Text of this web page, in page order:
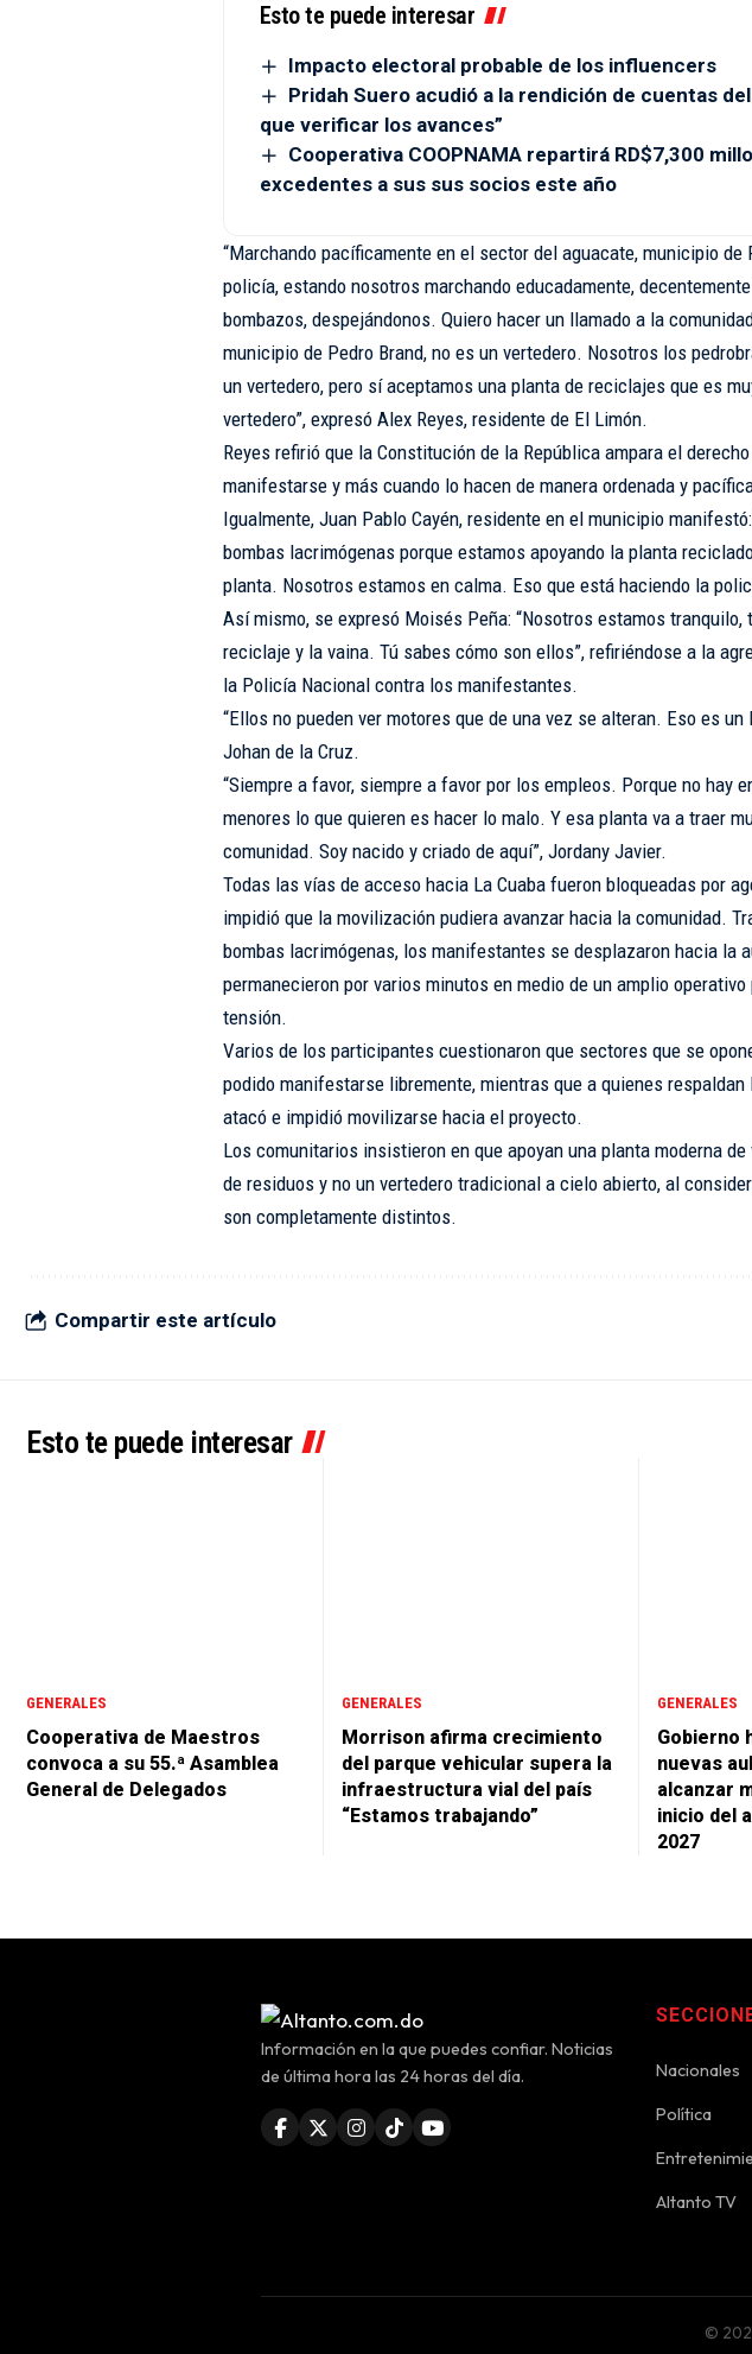
Esto te puede interesar
Impacto electoral probable de los influencers
Pridah Suero acudió a la rendición de cuentas
que verificar los avances”
Cooperativa COOPNAMA repartirá RD$7,300
excedentes a sus sus socios este año
“Marchando pacíficamente en el sector del aguacate, municipio de
policía, estando nosotros marchando educadamente,
bombazos, despejándonos. Quiero hacer un llamado a la
municipio de Pedro Brand, no es un vertedero. Nosotros los
un vertedero, pero sí aceptamos una planta de reciclajes que es
vertedero”, expresó Alex Reyes, residente de El Limón.
Reyes refirió que la Constitución de la República ampara el
manifestarse y más cuando lo hacen de manera ordenada y
Igualmente, Juan Pablo Cayén, residente en el municipio
bombas lacrimógenas porque estamos apoyando la planta
planta. Nosotros estamos en calma. Eso que está haciendo la
Así mismo, se expresó Moisés Peña: “Nosotros estamos tranquilo,
reciclaje y la vaina. Tú sabes cómo son ellos”, refiriéndose a la
la Policía Nacional contra los manifestantes.
“Ellos no pueden ver motores que de una vez se alteran. Eso es un
Johan de la Cruz.
“Siempre a favor, siempre a favor por los empleos. Porque no hay
menores lo que quieren es hacer lo malo. Y esa planta va a traer
comunidad. Soy nacido y criado de aquí”, Jordany Javier.
Todas las vías de acceso hacia La Cuaba fueron bloqueadas por
impidió que la movilización pudiera avanzar hacia la comunidad.
bombas lacrimógenas, los manifestantes se desplazaron hacia la
permanecieron por varios minutos en medio de un amplio
tensión.
Varios de los participantes cuestionaron que sectores que se
podido manifestarse libremente, mientras que a quienes
atacó e impidió movilizarse hacia el proyecto.
Los comunitarios insistieron en que apoyan una planta moderna
de residuos y no un vertedero tradicional a cielo abierto, al
son completamente distintos.
Compartir este artículo
Esto te puede interesar
GENERALES
Cooperativa de Maestros
convoca a su 55.ª Asamblea
General de Delegados
GENERALES
Morrison afirma crecimiento
del parque vehicular supera la
infraestructura vial del país
“Estamos trabajando”
GENERALES
Gobierno
nuevas
alcanzar
inicio del
2027
Información en la que puedes confiar. Noticias
de última hora las 24 horas del día.
Nacionales
Política
Altanto TV
©